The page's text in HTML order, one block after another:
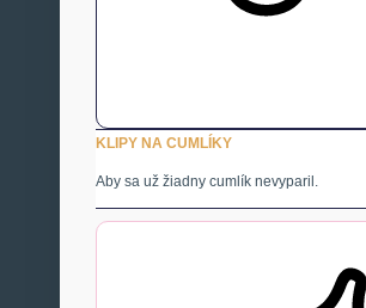
KLIPY NA CUMLÍKY
Aby sa už žiadny cumlík nevyparil.